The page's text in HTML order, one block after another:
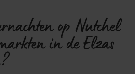
op Nutchel
in de Elzas